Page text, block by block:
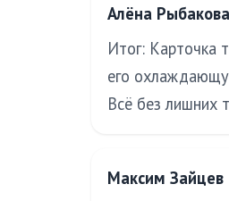
Алёна Рыбакова
Итог: Карточка
его
Всё без лишних
Максим Зайцев